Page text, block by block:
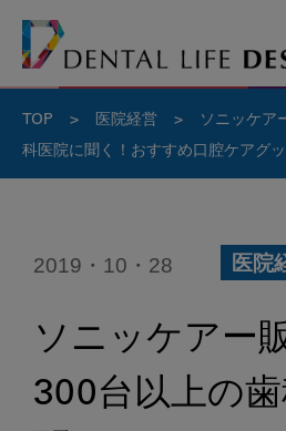
TOP > 医院経営 >
ソニッケア
科医院に聞く！おすすめ口腔ケアグ
2019・10・28 医院
ソニッケアー
300台以上の